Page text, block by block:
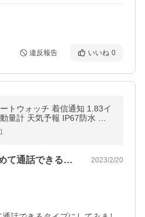
違反報告 いいね 0
トウォッチ 着信通知 1.83イ
量計 天気予報 IP67防水 歩
睡眠監視 健康管理 レディー
スマートウォッチはじめて通話できるタイ… 2023/2/20